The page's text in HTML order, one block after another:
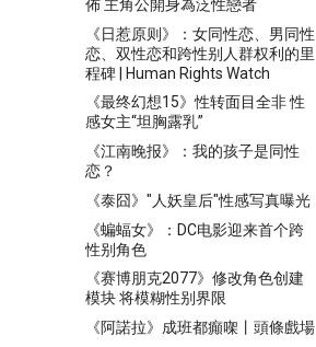
佈 主角公開身為泛性戀者
《日惹原则》：女同性恋、男同性
恋、双性恋和跨性别人群权利的里
程碑 | Human Rights Watch
《最终幻想15》性转面目全非 性
感女主“坦胸露乳”
《江南晚报》：我的孩子是同性
恋？
《泰囧》"人妖皇后"性感写真曝光
《蝙蝠女》：DC电影迎来首个跨
性别角色
《赛博朋克2077》修改角色创建
模块 将模糊性别界限
《阿諾拉》成班都癲㗎丨頭條戲場